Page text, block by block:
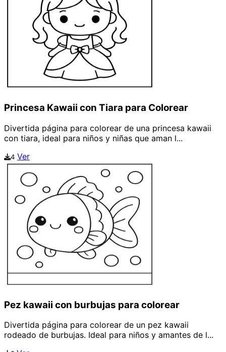
Princesa Kawaii con Tiara para Colorear
Divertida página para colorear de una princesa kawaii
con tiara, ideal para niños y niñas que aman l...
4 Ver
Pez kawaii con burbujas para colorear
Divertida página para colorear de un pez kawaii
rodeado de burbujas. Ideal para niños y amantes de l...